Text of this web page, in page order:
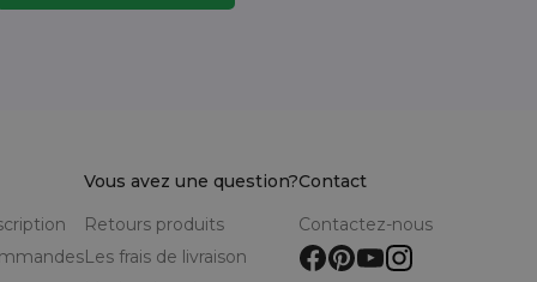
Vous avez une question?
Retours produits
Les frais de livraison
Contact
Contactez-nous